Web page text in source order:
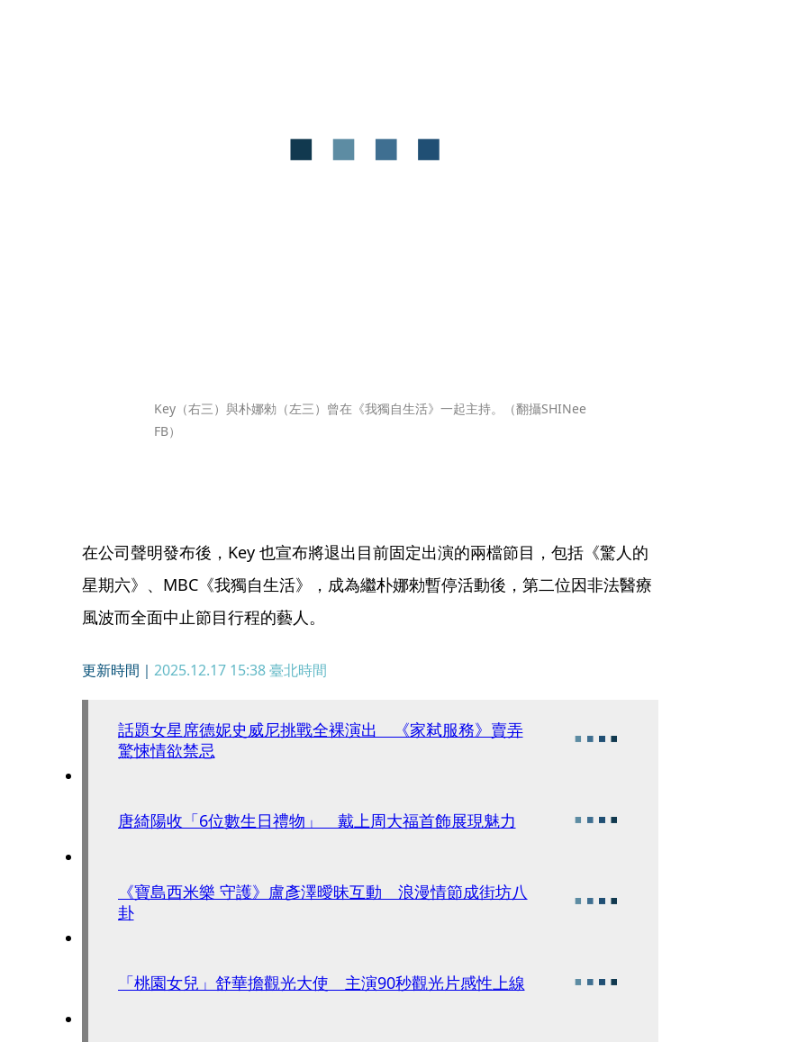
Key（右三）與朴娜勑（左三）曾在《我獨自生活》一起主持。（翻攝SHINee
FB）
在公司聲明發布後，Key 也宣布將退出目前固定出演的兩檔節目，包括《驚人的
星期六》、MBC《我獨自生活》，成為繼朴娜勑暫停活動後，第二位因非法醫療
風波而全面中止節目行程的藝人。
更新時間｜ 2025.12.17 15:38臺北時間
話題女星席德妮史威尼挑戰全裸演出 《家弒服務》賣弄
驚悚情欲禁忌
唐綺陽收「6位數生日禮物」 戴上周大福首飾展現魅力
《寶島西米樂 守護》盧彥澤曖昧互動 浪漫情節成街坊八
卦
「桃園女兒」舒華擔觀光大使 主演90秒觀光片感性上線